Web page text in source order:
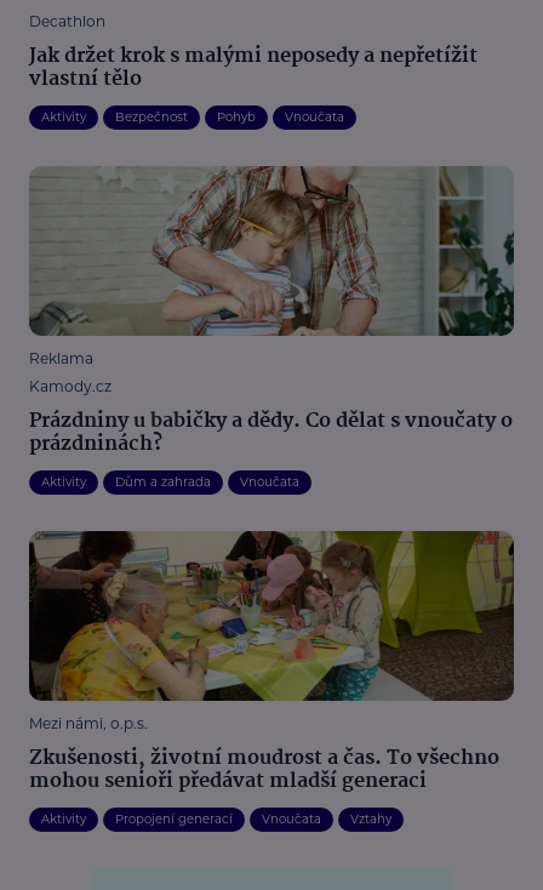
Decathlon
Jak držet krok s malými neposedy a nepřetížit
vlastní tělo
Aktivity Bezpečnost Pohyb Vnoučata
Reklama
Kamody.cz
Prázdniny u babičky a dědy. Co dělat s vnoučaty o
prázdninách?
Aktivity Dům a zahrada Vnoučata
Mezi námi, o.p.s.
Zkušenosti, životní moudrost a čas. To všechno
mohou senioři předávat mladší generaci
Aktivity Propojení generací Vnoučata Vztahy